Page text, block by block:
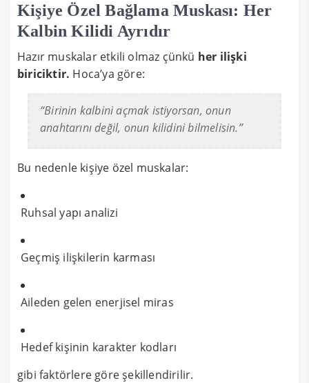
Kişiye Özel Bağlama Muskası: Her
Kalbin Kilidi Ayrıdır
Hazır muskalar etkili olmaz çünkü her ilişki
biriciktir. Hoca’ya göre:
“Birinin kalbini açmak istiyorsan, onun
anahtarını değil, onun kilidini bilmelisin.”
Bu nedenle kişiye özel muskalar:
Ruhsal yapı analizi
Geçmiş ilişkilerin karması
Aileden gelen enerjisel miras
Hedef kişinin karakter kodları
gibi faktörlere göre şekillendirilir.